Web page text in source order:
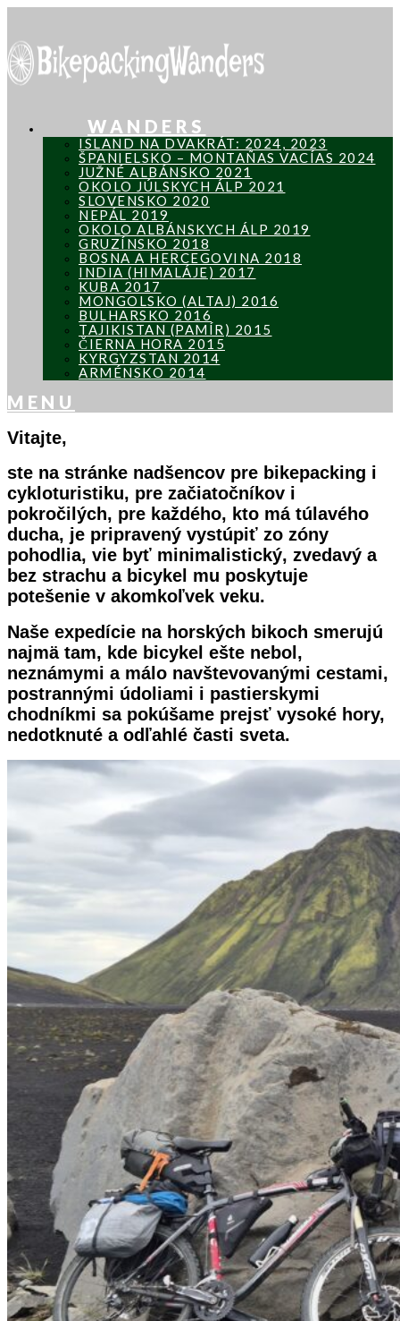
WANDERS
ISLAND NA DVAKRÁT: 2024, 2023
ŠPANIELSKO – MONTAÑAS VACÍAS 2024
JUŽNÉ ALBÁNSKO 2021
OKOLO JÚLSKYCH ÁLP 2021
SLOVENSKO 2020
NEPÁL 2019
OKOLO ALBÁNSKYCH ÁLP 2019
GRUZÍNSKO 2018
BOSNA A HERCEGOVINA 2018
INDIA (HIMALÁJE) 2017
KUBA 2017
MONGOLSKO (ALTAJ) 2016
BULHARSKO 2016
TAJIKISTAN (PAMÍR) 2015
ČIERNA HORA 2015
KYRGYZSTAN 2014
ARMÉNSKO 2014
MENU
Vitajte,
ste na stránke nadšencov pre bikepacking i
cykloturistiku, pre začiatočníkov i
pokročilých, pre každého, kto má túlavého
ducha, je pripravený vystúpiť zo zóny
pohodlia, vie byť minimalistický, zvedavý a
bez strachu a bicykel mu poskytuje
potešenie v akomkoľvek veku.
Naše expedície na horských bikoch smerujú
najmä tam, kde bicykel ešte nebol,
neznámymi a málo navštevovanými cestami,
postrannými údoliami i pastierskymi
chodníkmi sa pokúšame prejsť vysoké hory,
nedotknuté a odľahlé časti sveta.